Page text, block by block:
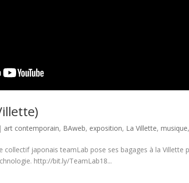
art contemporain, BAweb, exposition, La Villette, musique,
collectif japonais teamLab pose ses bagages à la Villette
http://bit.ly/TeamLab18...